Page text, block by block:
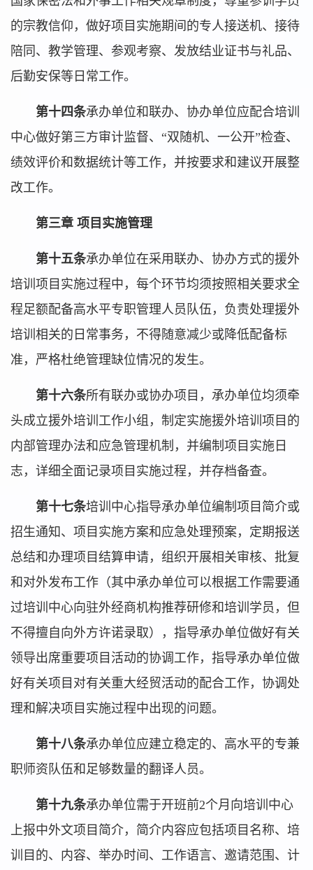
的宗教信仰，做好项目实施期间的专人接送机、接待
陪同、教学管理、参观考察、发放结业证书与礼品、
后勤安保等日常工作。
第十四条承办单位和联办、协办单位应配合培训
中心做好第三方审计监督、“双随机、一公开”检查、
绩效评价和数据统计等工作，并按要求和建议开展整
改工作。
第三章 项目实施管理
第十五条承办单位在采用联办、协办方式的援外
培训项目实施过程中，每个环节均须按照相关要求全
程足额配备高水平专职管理人员队伍，负责处理援外
培训相关的日常事务，不得随意减少或降低配备标
准，严格杜绝管理缺位情况的发生。
第十六条所有联办或协办项目，承办单位均须牵
头成立援外培训工作小组，制定实施援外培训项目的
内部管理办法和应急管理机制，并编制项目实施日
志，详细全面记录项目实施过程，并存档备查。
第十七条培训中心指导承办单位编制项目简介或
招生通知、项目实施方案和应急处理预案，定期报送
总结和办理项目结算申请，组织开展相关审核、批复
和对外发布工作（其中承办单位可以根据工作需要通
过培训中心向驻外经商机构推荐研修和培训学员，但
不得擅自向外方许诺录取），指导承办单位做好有关
领导出席重要项目活动的协调工作，指导承办单位做
好有关项目对有关重大经贸活动的配合工作，协调处
理和解决项目实施过程中出现的问题。
第十八条承办单位应建立稳定的、高水平的专兼
职师资队伍和足够数量的翻译人员。
第十九条承办单位需于开班前2个月向培训中心
上报中外文项目简介，简介内容应包括项目名称、培
训目的、内容、举办时间、工作语言、邀请范围、计